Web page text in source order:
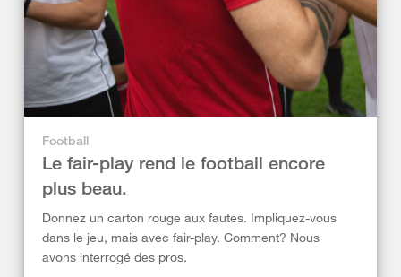
Football
Le fair-play rend le football encore
plus beau.
Donnez un carton rouge aux fautes. Impliquez-vous
dans le jeu, mais avec fair-play. Comment? Nous
avons interrogé des pros.